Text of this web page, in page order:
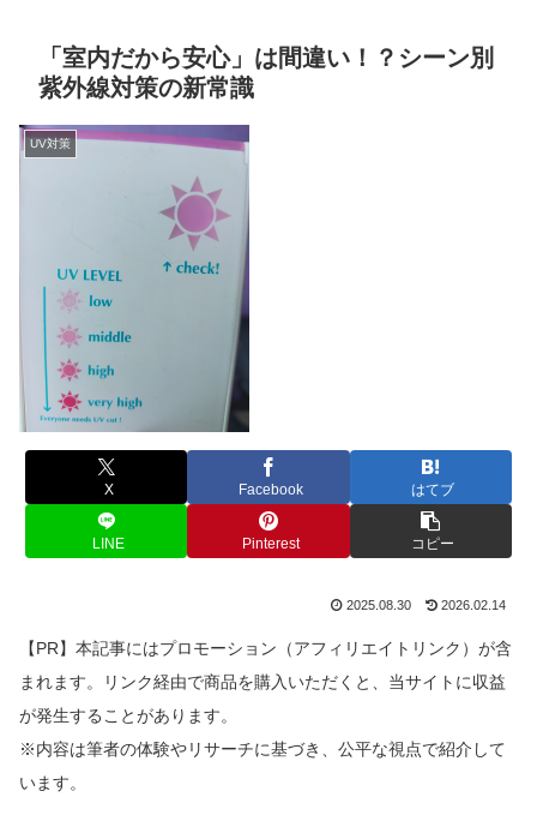
「室内だから安心」は間違い！？シーン別
紫外線対策の新常識
UV対策
X Facebook はてブ
LINE Pinterest コピー
2025.08.30 2026.02.14
【PR】本記事にはプロモーション（アフィリエイトリンク）が含
まれます。リンク経由で商品を購入いただくと、当サイトに収益
が発生することがあります。
※内容は筆者の体験やリサーチに基づき、公平な視点で紹介して
います。